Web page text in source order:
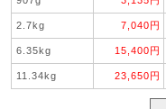
2.7kg 7,040円
6.35kg 15,400円
11.34kg 23,650円